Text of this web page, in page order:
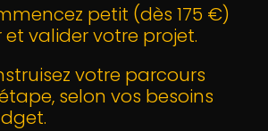
petit (dès 175 €)
valider votre projet.
votre parcours
selon vos besoins